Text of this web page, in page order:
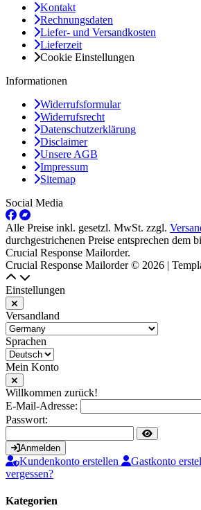
Kontakt
Rechnungsdaten
Liefer- und Versandkosten
Lieferzeit
Cookie Einstellungen
Informationen
Widerrufsformular
Widerrufsrecht
Datenschutzerklärung
Disclaimer
Unsere AGB
Impressum
Sitemap
Social Media
Alle Preise inkl. gesetzl. MwSt. zzgl.
durchgestrichenen Preise entsprechen dem
Crucial Response Mailorder.
Crucial Response Mailorder © 2026 |
Einstellungen
Versandland
Sprachen
Mein Konto
Willkommen zurück!
E-Mail-Adresse:
Passwort:
Anmelden
Kundenkonto erstellen Gastkonto
vergessen?
Kategorien